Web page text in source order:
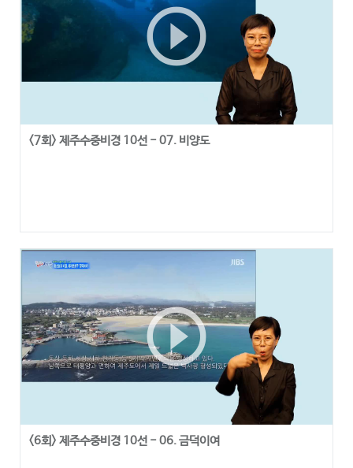
play_circle_outline
<7회> 제주수중비경 10선 - 07. 비양도
play_circle_outline
<6회> 제주수중비경 10선 - 06. 금덕이여